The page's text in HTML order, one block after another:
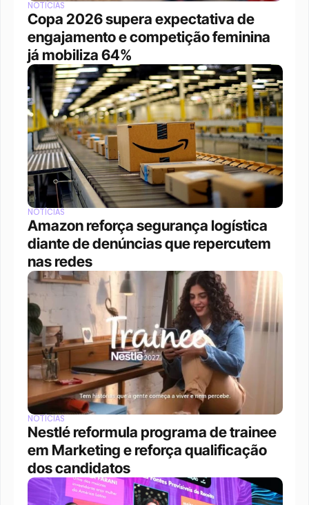
NOTÍCIAS
Copa 2026 supera expectativa de
engajamento e competição feminina
já mobiliza 64%
NOTÍCIAS
Amazon reforça segurança logística
diante de denúncias que repercutem
nas redes
NOTÍCIAS
Nestlé reformula programa de trainee
em Marketing e reforça qualificação
dos candidatos